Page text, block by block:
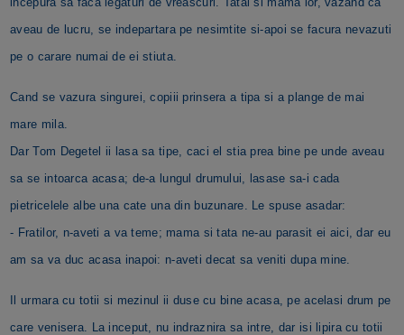
aveau de lucru, se indepartara pe nesimtite si-apoi se facura nevazuti
pe o carare numai de ei stiuta.
Cand se vazura singurei, copiii prinsera a tipa si a plange de mai
mare mila.
Dar Tom Degetel ii lasa sa tipe, caci el stia prea bine pe unde aveau
sa se intoarca acasa; de-a lungul drumului, lasase sa-i cada
pietricelele albe una cate una din buzunare. Le spuse asadar:
- Fratilor, n-aveti a va teme; mama si tata ne-au parasit ei aici, dar eu
am sa va duc acasa inapoi: n-aveti decat sa veniti dupa mine.
Il urmara cu totii si mezinul ii duse cu bine acasa, pe acelasi drum pe
care venisera. La inceput, nu indraznira sa intre, dar isi lipira cu totii